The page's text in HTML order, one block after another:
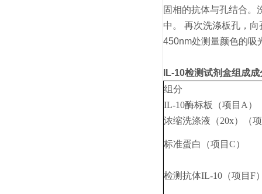
固相的抗体与孔结合。
中。 再次洗涤板孔，
450nm处测量颜色的吸
IL-10检测试剂盒组成成
组分
IL-10酶标板（项目A）
浓缩洗涤液（20x）（
标准蛋白（项目C）
检测抗体IL-10（项目F